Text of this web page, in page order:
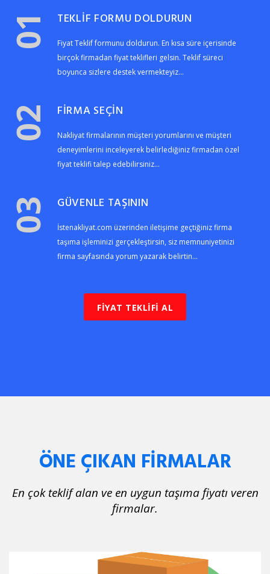
01 TEKLİF FORMU DOLDURUN
Fiyat Teklif formunu doldurun. En kısa süre içerisinde
birçok firmadan fiyat teklifleri gelsin. Teklif süreci
boyunca sizlere destek vermekteyiz...
02 FİRMA SEÇİN
Nakliyat firmalarının müşteri yorumlarını ve müşteri
deneyimlerini inceleyerek belirlediğiniz firmadan özel
fiyat teklifi talep edebilirsiniz...
03 GÜVENLE TAŞININ
İstenakliyat.com üzerinden iletişime geçtiğiniz firma
taşıma işleminizi gerçekleştirsin, siz memnuniyetinizi
firma sayfasında yorum yazarak belirtin...
FİYAT TEKLİFİ AL
ÖNE ÇIKAN FİRMALAR
En çok teklif alan ve en uygun taşıma fiyatı veren
firmalar.